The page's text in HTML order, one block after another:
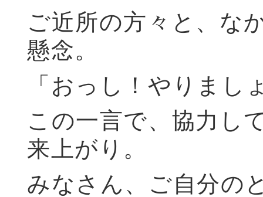
ご近所の方々と、な
懸念。
「おっし！やりまし
この一言で、協力し
来上がり。
みなさん、ご自分の